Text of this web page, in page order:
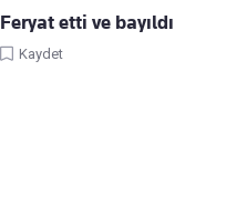
Feryat etti ve bayıldı
Kaydet